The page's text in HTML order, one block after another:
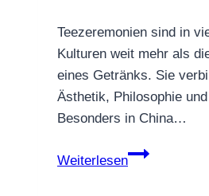
Teezeremonien sind in
Kulturen weit mehr als
eines Getränks. Sie
Ästhetik, Philosophie
Besonders in China…
Weiterlesen
Teezeremonien